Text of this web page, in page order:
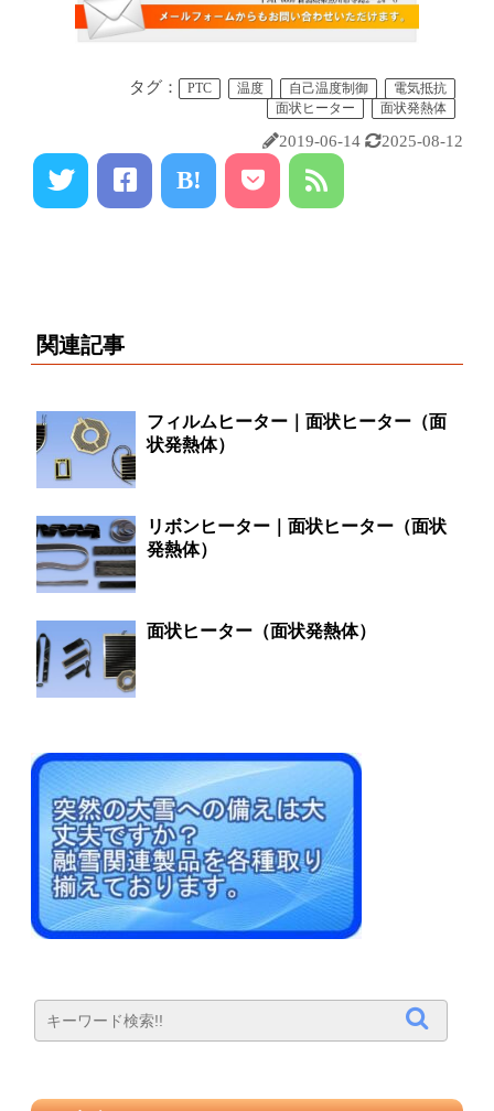
タグ： PTC 温度 自己温度制御
電気抵抗
面状ヒーター
面状発熱体
2019-06-14 2025-08-12
B!
関連記事
フィルムヒーター｜面状ヒーター（面
状発熱体）
リボンヒーター｜面状ヒーター（面状
発熱体）
面状ヒーター（面状発熱体）